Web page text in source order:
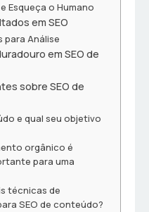
Esqueça o Humano
em SEO
para Análise
em SEO de
sobre SEO de
e qual seu objetivo
orgânico é
para uma
técnicas de
SEO de conteúdo?